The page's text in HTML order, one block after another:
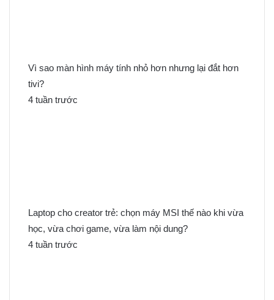
Vì sao màn hình máy tính nhỏ hơn nhưng lại đắt hơn
tivi?
4 tuần trước
Laptop cho creator trẻ: chọn máy MSI thế nào khi vừa
học, vừa chơi game, vừa làm nội dung?
4 tuần trước